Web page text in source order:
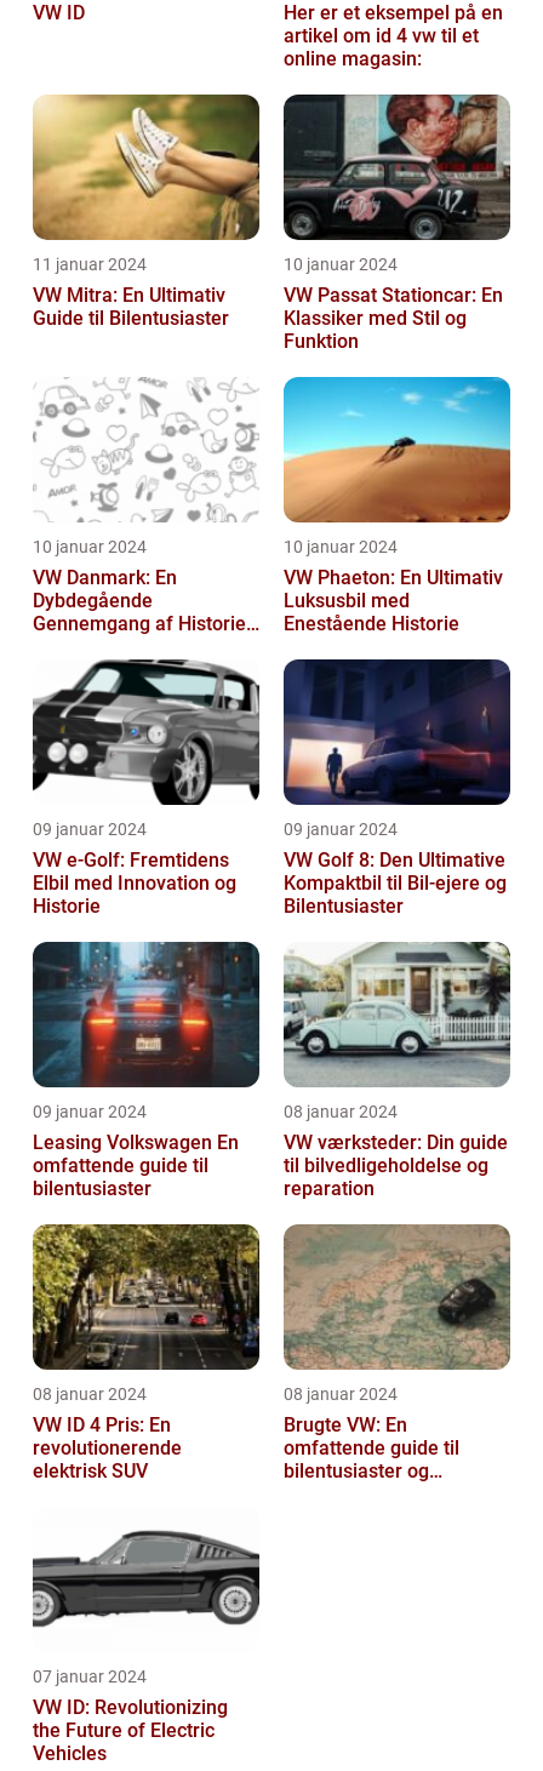
VW ID
Her er et eksempel på en
artikel om id 4 vw til et
online magasin:
11 januar 2024
VW Mitra: En Ultimativ
Guide til Bilentusiaster
10 januar 2024
VW Passat Stationcar: En
Klassiker med Stil og
Funktion
10 januar 2024
VW Danmark: En
Dybdegående
Gennemgang af Historien
10 januar 2024
VW Phaeton: En Ultimativ
Luksusbil med
Enestående Historie
09 januar 2024
VW e-Golf: Fremtidens
Elbil med Innovation og
Historie
09 januar 2024
VW Golf 8: Den Ultimative
Kompaktbil til Bil-ejere og
Bilentusiaster
09 januar 2024
Leasing Volkswagen En
omfattende guide til
bilentusiaster
08 januar 2024
VW værksteder: Din guide
til bilvedligeholdelse og
reparation
08 januar 2024
VW ID 4 Pris: En
revolutionerende
elektrisk SUV
08 januar 2024
Brugte VW: En
omfattende guide til
bilentusiaster og
07 januar 2024
VW ID: Revolutionizing
the Future of Electric
Vehicles